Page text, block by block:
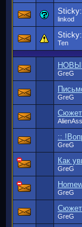
Sticky:
linkod
Sticky:
Ten
GreG
GreG
AlienAss
::
GreG
Как
GreG
GreG
Сюжет
GreG